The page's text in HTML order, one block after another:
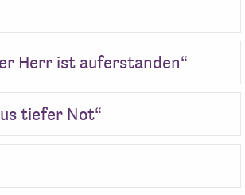
Herr ist auferstanden“
tiefer Not“